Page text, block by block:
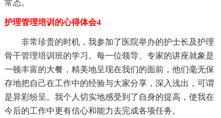
常态。
护理管理培训的心得体会4
非常珍贵的时机，我参加了医院举办的护士长及护理
骨干管理培训班的学习。每一位领导、专家的讲座就象是
一顿丰富的大餐，精美地呈现在我们的面前，他们毫无保
存地把自己在工作中的经验与大家分享，深入浅出，可谓
是异彩纷呈。我个人切实地感受到了自身的提高，使我在
今后的工作中更有信心和能力去完成各项任务。